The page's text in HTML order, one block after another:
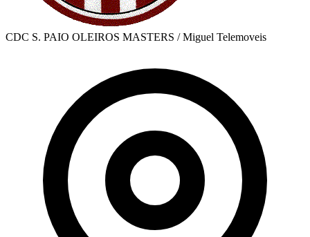
CDC S. PAIO OLEIROS MASTERS / Miguel Telemoveis